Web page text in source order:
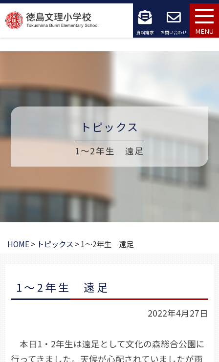
コ
ン
ツ
へ
キ
資料請求 お問い合わせ MENU
トピックス
1～2年生 遠足
HOME> トピックス >1～2年生 遠足
1～2年生 遠足
2022年4月27日
本日1・2年生は遠足として文化の森総合公園に
行ってきました。天候が心配されていましたが雨